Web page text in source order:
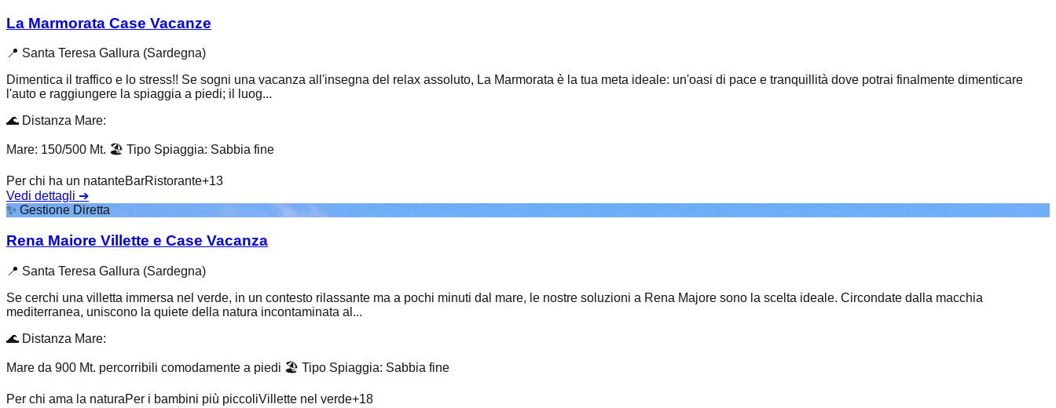
La Marmorata Case Vacanze
📍 Santa Teresa Gallura (Sardegna)
Dimentica il traffico e lo stress!! Se sogni una vacanza all'insegna del relax assoluto, La Marmorata è la tua meta ideale: un'oasi di pace e tranquillità dove potrai finalmente dimenticare
l'auto e raggiungere la spiaggia a piedi; il luog...
🌊 Distanza Mare:
Mare: 150/500 Mt. 🏖️ Tipo Spiaggia: Sabbia fine
Per chi ha un natanteBarRistorante+13
Vedi dettagli ➔
✨ Gestione Diretta
Rena Maiore Villette e Case Vacanza
📍 Santa Teresa Gallura (Sardegna)
Se cerchi una villetta immersa nel verde, in un contesto rilassante ma a pochi minuti dal mare, le nostre soluzioni a Rena Majore sono la scelta ideale. Circondate dalla macchia
mediterranea, uniscono la quiete della natura incontaminata al...
🌊 Distanza Mare:
Mare da 900 Mt. percorribili comodamente a piedi 🏖️ Tipo Spiaggia: Sabbia fine
Per chi ama la naturaPer i bambini più piccoliVillette nel verde+18